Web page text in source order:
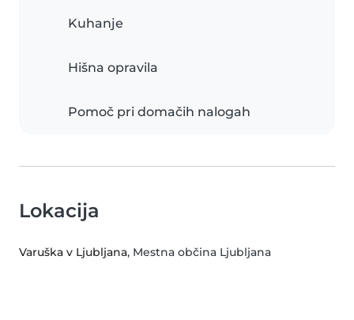
Kuhanje
Hišna opravila
Pomoč pri domačih nalogah
Lokacija
Varuška v Ljubljana, Mestna občina Ljubljana